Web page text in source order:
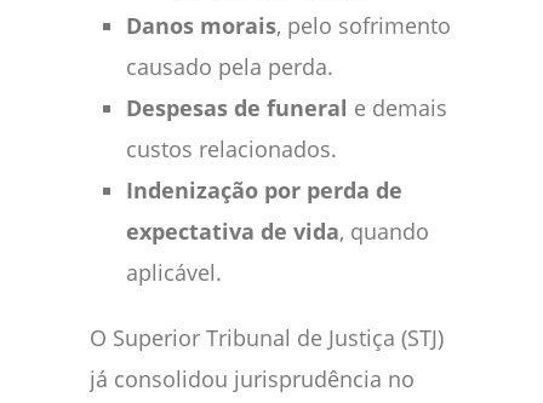
Danos morais, pelo sofrimento
causado pela perda.
Despesas de funeral e demais
custos relacionados.
Indenização por perda de
expectativa de vida, quando
aplicável.
O Superior Tribunal de Justiça (STJ)
já consolidou jurisprudência no